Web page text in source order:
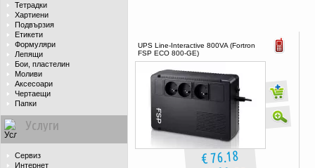
Тетрадки
Хартиени
Подвързия
Етикети
Формуляри
Лепящи
Бои, пластелин
Моливи
Аксесоари
Чертаещи
Папки
Услуги
Сервиз
Интернет
UPS Line-Interactive 800VA (Fortron
FSP ECO 800-GE)
€ 76.18